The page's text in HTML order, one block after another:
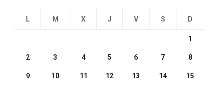
L M X J V S D
1
2 3 4 5 6 7 8
9 10 11 12 13 14 15